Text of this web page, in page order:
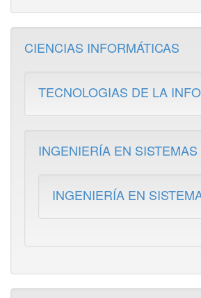
CIENCIAS INFORMÁTICAS
TECNOLOGIAS DE LA
INGENIERÍA EN SISTEMAS
INGENIERÍA EN